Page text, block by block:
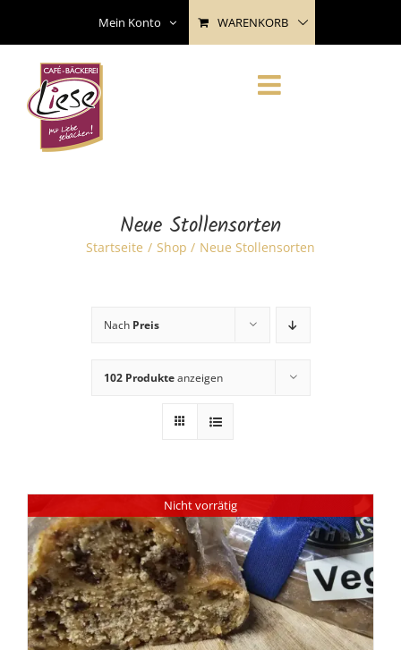
content
Mein Konto WARENKORB
Neue Stollensorten
Startseite Shop Neue Stollensorten
Nach Preis
102 Produkteanzeigen
Nicht vorrätig